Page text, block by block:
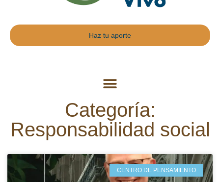
Haz tu aporte
Categoría:
Responsabilidad social
CENTRO DE PENSAMIENTO